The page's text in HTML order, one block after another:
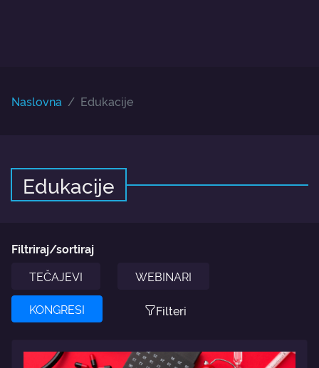
Naslovna Edukacije
Edukacije
Filtriraj/sortiraj
TEČAJEVI
WEBINARI
KONGRESI Filteri